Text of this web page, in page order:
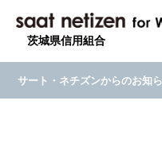
茨城県信用組合
サート・ネチズンからのお知